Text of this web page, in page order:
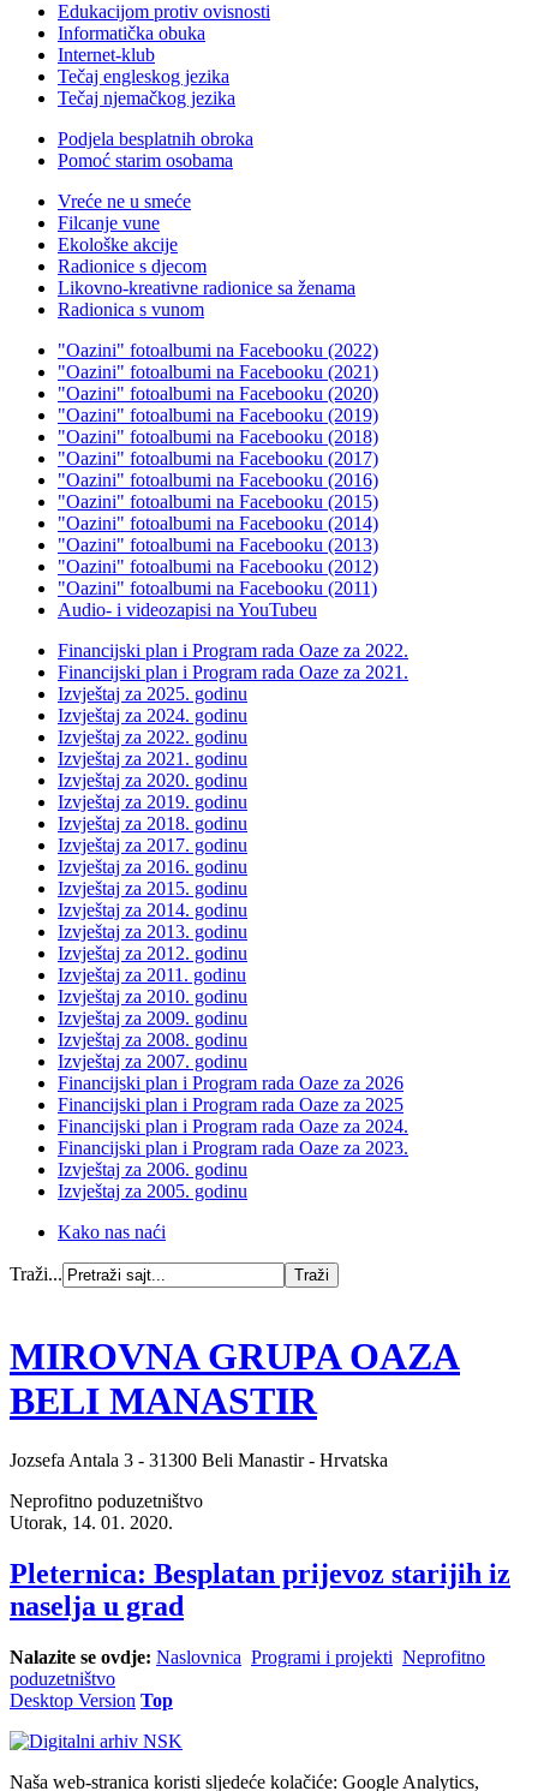
Edukacijom protiv ovisnosti
Informatička obuka
Internet-klub
Tečaj engleskog jezika
Tečaj njemačkog jezika
Podjela besplatnih obroka
Pomoć starim osobama
Vreće ne u smeće
Filcanje vune
Ekološke akcije
Radionice s djecom
Likovno-kreativne radionice sa ženama
Radionica s vunom
"Oazini" fotoalbumi na Facebooku (2022)
"Oazini" fotoalbumi na Facebooku (2021)
"Oazini" fotoalbumi na Facebooku (2020)
"Oazini" fotoalbumi na Facebooku (2019)
"Oazini" fotoalbumi na Facebooku (2018)
"Oazini" fotoalbumi na Facebooku (2017)
"Oazini" fotoalbumi na Facebooku (2016)
"Oazini" fotoalbumi na Facebooku (2015)
"Oazini" fotoalbumi na Facebooku (2014)
"Oazini" fotoalbumi na Facebooku (2013)
"Oazini" fotoalbumi na Facebooku (2012)
"Oazini" fotoalbumi na Facebooku (2011)
Audio- i videozapisi na YouTubeu
Financijski plan i Program rada Oaze za 2022.
Financijski plan i Program rada Oaze za 2021.
Izvještaj za 2025. godinu
Izvještaj za 2024. godinu
Izvještaj za 2022. godinu
Izvještaj za 2021. godinu
Izvještaj za 2020. godinu
Izvještaj za 2019. godinu
Izvještaj za 2018. godinu
Izvještaj za 2017. godinu
Izvještaj za 2016. godinu
Izvještaj za 2015. godinu
Izvještaj za 2014. godinu
Izvještaj za 2013. godinu
Izvještaj za 2012. godinu
Izvještaj za 2011. godinu
Izvještaj za 2010. godinu
Izvještaj za 2009. godinu
Izvještaj za 2008. godinu
Izvještaj za 2007. godinu
Financijski plan i Program rada Oaze za 2026
Financijski plan i Program rada Oaze za 2025
Financijski plan i Program rada Oaze za 2024.
Financijski plan i Program rada Oaze za 2023.
Izvještaj za 2006. godinu
Izvještaj za 2005. godinu
Kako nas naći
Traži...
MIROVNA GRUPA OAZA
BELI MANASTIR
Jozsefa Antala 3 - 31300 Beli Manastir - Hrvatska
Neprofitno poduzetništvo
Utorak, 14. 01. 2020.
Pleternica: Besplatan prijevoz starijih iz
naselja u grad
Nalazite se ovdje: Naslovnica Programi i projekti Neprofitno
poduzetništvo
Desktop Version Top
Naša web-stranica koristi sljedeće kolačiće: Google Analytics,